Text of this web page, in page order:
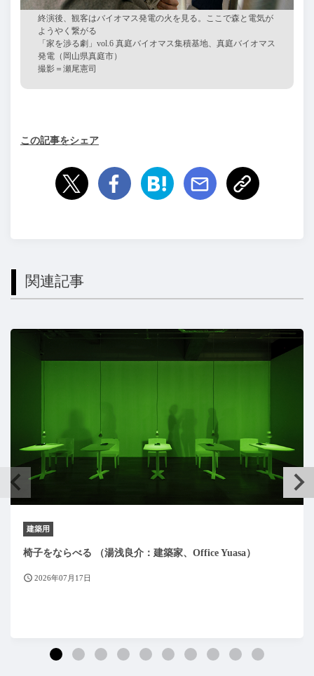
終演後、観客はバイオマス発電の火を見る。ここで森と電気が
ようやく繋がる
「家を渉る劇」 vol.6 真庭バイオマス集積基地、真庭バイオマス
発電（岡山県真庭市）
撮影＝瀬尾憲司
この記事をシェア
関連記事
建築用
椅子をならべる （湯浅良介：建築家、Office Yuasa）
2026年07月17日